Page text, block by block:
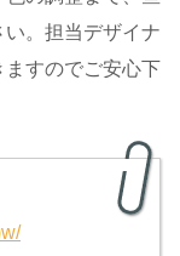
。担当デザイナ
すのでご安心下